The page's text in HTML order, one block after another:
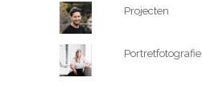
Projecten
Portretfotografie